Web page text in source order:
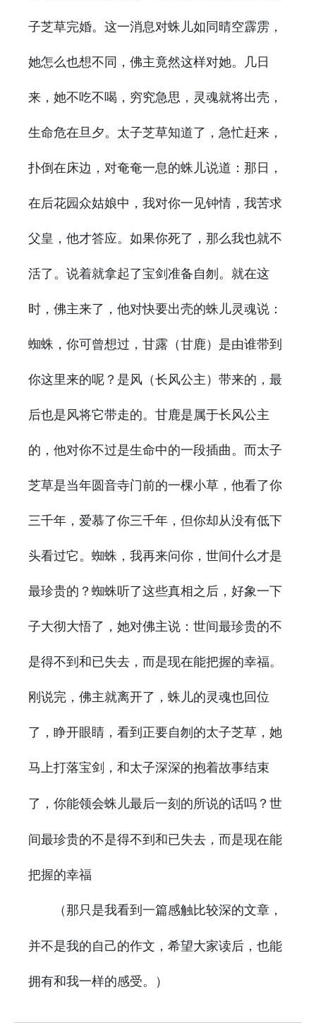
子芝草完婚。这一消息对蛛儿如同晴空霹雳，
她怎么也想不同，佛主竟然这样对她。几日
来，她不吃不喝，穷究急思，灵魂就将出壳，
生命危在旦夕。太子芝草知道了，急忙赶来，
扑倒在床边，对奄奄一息的蛛儿说道：那日，
在后花园众姑娘中，我对你一见钟情，我苦求
父皇，他才答应。如果你死了，那么我也就不
活了。说着就拿起了宝剑准备自刎。就在这
时，佛主来了，他对快要出壳的蛛儿灵魂说：
蜘蛛，你可曾想过，甘露（甘鹿）是由谁带到
你这里来的呢？是风（长风公主）带来的，最
后也是风将它带走的。甘鹿是属于长风公主
的，他对你不过是生命中的一段插曲。而太子
芝草是当年圆音寺门前的一棵小草，他看了你
三千年，爱慕了你三千年，但你却从没有低下
头看过它。蜘蛛，我再来问你，世间什么才是
最珍贵的？蜘蛛听了这些真相之后，好象一下
子大彻大悟了，她对佛主说：世间最珍贵的不
是得不到和已失去，而是现在能把握的幸福。
刚说完，佛主就离开了，蛛儿的灵魂也回位
了，睁开眼睛，看到正要自刎的太子芝草，她
马上打落宝剑，和太子深深的抱着故事结束
了，你能领会蛛儿最后一刻的所说的话吗？世
间最珍贵的不是得不到和已失去，而是现在能
把握的幸福
（那只是我看到一篇感触比较深的文章，
并不是我的自己的作文，希望大家读后，也能
拥有和我一样的感受。）